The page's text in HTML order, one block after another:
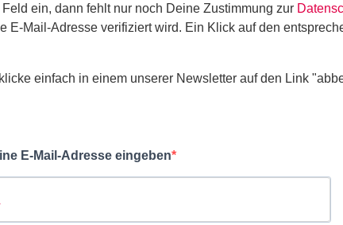
ein, dann fehlt nur noch Deine Zustimmung zur
E-Mail-Adresse verifiziert wird. Ein Klick auf den
einfach in einem unserer Newsletter auf den Link
E-Mail-Adresse eingeben